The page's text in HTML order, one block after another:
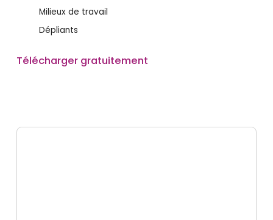
Milieux de travail
Dépliants
Télécharger gratuitement